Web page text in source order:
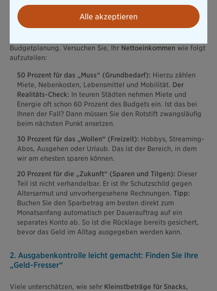
1. Der Realitäts-Check: Die 50-30-20-Regel
Budgetplanung. Versuchen Sie, Ihr Nettoeinkommen wie folgt
aufzuteilen:
50 Prozent für das „Muss“ (Grundbedarf): Hierzu zählen
Miete, Nebenkosten, Lebensmittel und Mobilität. Der
Realitäts-Check: In teuren Städten nehmen Miete und
Energie oft schon 60 Prozent des Budgets ein. Ist das bei
Ihnen der Fall? Dann müssen Sie den Rotstift zwangsläufig
beim nächsten Punkt ansetzen.
30 Prozent für das „Wollen“ (Freizeit): Hobbys, Streaming-
Abos, Ausgehen oder Urlaub. Das ist der Bereich, in dem
wir am ehesten sparen können.
20 Prozent für die „Zukunft“ (Sparen und Tilgen): Dieser
Teil ist nicht verhandelbar. Er ist Ihr Schutzschild gegen
Altersarmut und unvorhergesehene Rechnungen. Tipp:
Buchen Sie den Sparbetrag am besten direkt zum
Monatsanfang automatisch per Dauerauftrag auf ein
separates Konto ab. So ist die Rücklage bereits gesichert,
bevor das Geld im Alltag ausgegeben werden kann.
2. Ausgabenkontrolle leicht gemacht: Finden Sie Ihre
„Geld-Fresser“
Viele unterschätzen, wie sehr Kleinstbeträge für Snacks,
Alle akzeptieren